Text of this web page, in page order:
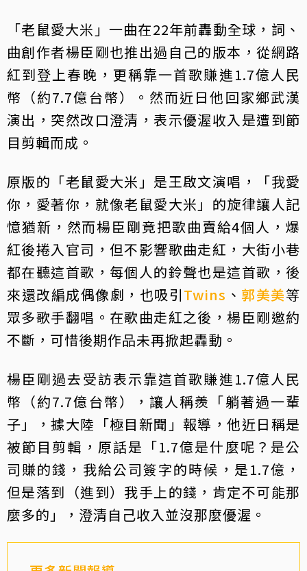
「老鼠愛大米」一曲在22年前轟動全球，詞、
曲創作者楊臣剛也推出過自己的版本，從網路
紅到登上春晚，更稱靠一首歌賺進1.7億人民
幣（約7.7億台幣）。然而近日他回家鄉武漢
演出，突然改口澄清，表示優渥收入是遭到節
目剪輯而成。
原版的「老鼠愛大米」是王啟文演唱，「我愛
你，愛著你，就像老鼠愛大米」的旋律讓人記
憶猶新，然而楊臣剛竟把歌曲賣給4個人，爆
紅後捲入官司，但不影響歌曲走紅，大街小巷
都在聽這首歌，每個人的鈴聲也是這首歌，後
來還改編成偶像劇，也吸引Twins 、 郭美美等
眾多歌手翻唱。在歌曲走紅之後，楊臣剛邀約
不斷，可惜後期作品未再掀起轟動。
楊臣剛過去受訪表示靠這首歌賺進1.7億人民
幣（約7.7億台幣），讓人稱羨「躺著過一輩
子」，據大陸「極目新聞」報導，他近日稱是
被節目剪輯，原話是「1.7億是什麼呢？是公
司賺的錢，我給公司簽字的時候，是1.7億，
但是落到（進到）我手上的錢，肯定不可能那
麼多的」，澄清自己收入並沒那麼優渥。